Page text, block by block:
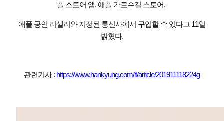
플 스토어 앱, 애플 가로수길 스토어,
애플 공인 리셀러와 지정된 통신사에서 구입할 수 있다고 11일
밝혔다.
관련기사 : https://www.hankyung.com/it/article/201911118224g